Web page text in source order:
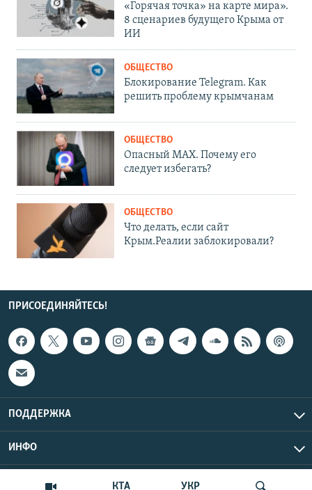
КТА УКР
«Горячая точка» на карте мира».
8 сценариев будущего Крыма от
ИИ
ОБЩЕСТВО
Блокирование Telegram. Как
решить проблему крымчанам
ОБЩЕСТВО
Опасный MAX. Почему его
следует избегать?
ОБЩЕСТВО
Что делать, если сайт
Крым.Реалии заблокировали?
ПРИСОЕДИНЯЙТЕСЬ!
ПОДДЕРЖКА
ИНФО
Copyright Крым.Реалии, 2026 | Все права защищены.
UTC+3